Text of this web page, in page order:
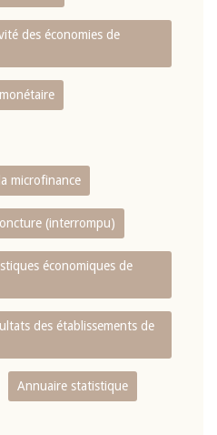
des économies de
microfinance
(interrompu)
économiques de
des établissements de
Annuaire statistique